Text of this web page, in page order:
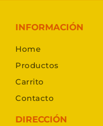
INFORMACIÓN
Home
Productos
Carrito
Contacto
DIRECCIÓN